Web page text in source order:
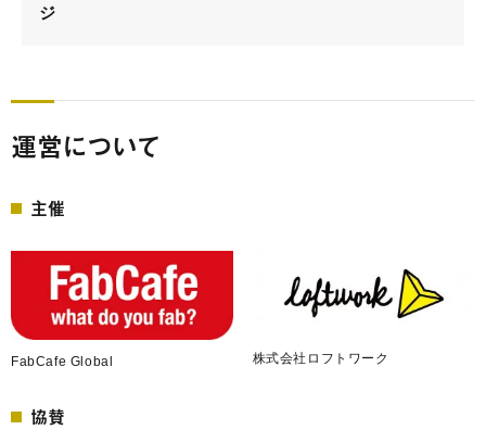
ジ
運営について
主催
FabCafe Global 株式会社ロフトワーク
協賛